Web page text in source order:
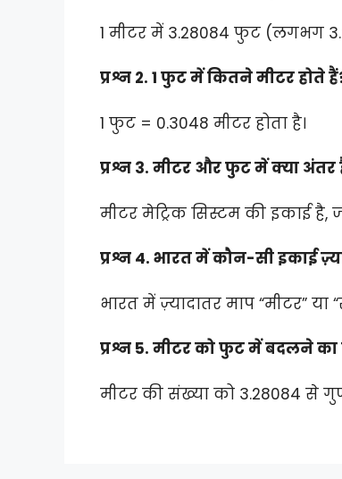
1 मीटर में 3.28084 फुट (लगभग
प्रश्न 2. 1 फुट में कितने मीटर होते
1 फुट = 0.3048 मीटर होता है।
प्रश्न 3. मीटर और फुट में क्या अंतर
मीटर मेट्रिक सिस्टम की इकाई
प्रश्न 4. भारत में कौन-सी इकाई
भारत में ज़्यादातर माप “मीटर”
प्रश्न 5. मीटर को फुट में बदलने
मीटर की संख्या को 3.28084 से